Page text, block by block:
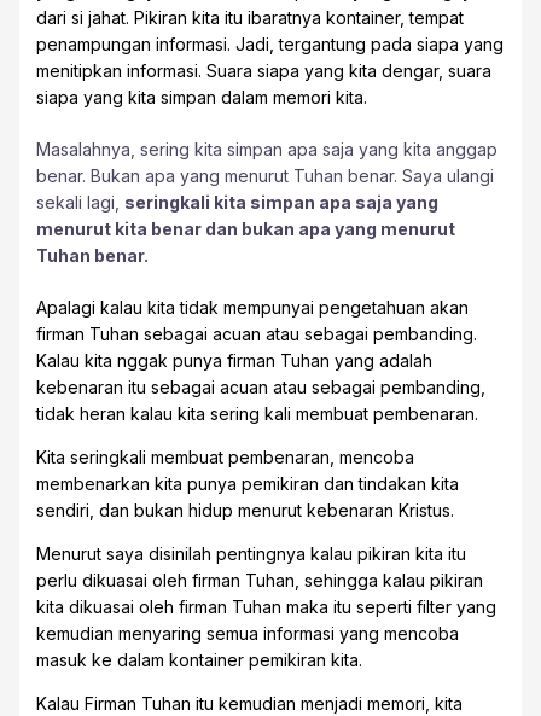
dari si jahat. Pikiran kita itu ibaratnya kontainer, tempat
penampungan informasi. Jadi, tergantung pada siapa yang
menitipkan informasi. Suara siapa yang kita dengar, suara
siapa yang kita simpan dalam memori kita.
Masalahnya, sering kita simpan apa saja yang kita anggap
benar. Bukan apa yang menurut Tuhan benar. Saya ulangi
sekali lagi, seringkali kita simpan apa saja yang
menurut kita benar dan bukan apa yang menurut
Tuhan benar.
Apalagi kalau kita tidak mempunyai pengetahuan akan
firman Tuhan sebagai acuan atau sebagai pembanding.
Kalau kita nggak punya firman Tuhan yang adalah
kebenaran itu sebagai acuan atau sebagai pembanding,
tidak heran kalau kita sering kali membuat pembenaran.
Kita seringkali membuat pembenaran, mencoba
membenarkan kita punya pemikiran dan tindakan kita
sendiri, dan bukan hidup menurut kebenaran Kristus.
Menurut saya disinilah pentingnya kalau pikiran kita itu
perlu dikuasai oleh firman Tuhan, sehingga kalau pikiran
kita dikuasai oleh firman Tuhan maka itu seperti filter yang
kemudian menyaring semua informasi yang mencoba
masuk ke dalam kontainer pemikiran kita.
Kalau Firman Tuhan itu kemudian menjadi memori, kita